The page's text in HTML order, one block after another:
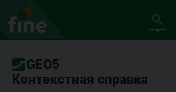
GEO5
Контекстная справка